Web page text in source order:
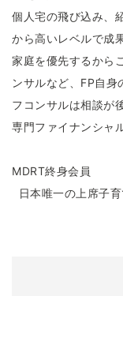
個人宅の飛び込み、
から高いレベルで成
家庭を優先するから
ンサルなど、FP自身
フコンサルは相談が
専門ファイナンシャ
MDRT終身会員
日本唯一の上席子